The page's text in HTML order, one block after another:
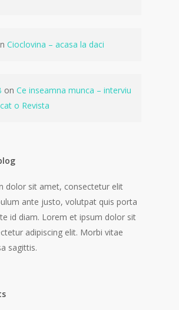
Cioclovina – acasa la daci
on Ce inseamna munca – interviu
o Revista
dolor sit amet, consectetur elit
ante justo, volutpat quis porta
id diam. Lorem et ipsum dolor sit
adipiscing elit. Morbi vitae
sagittis.